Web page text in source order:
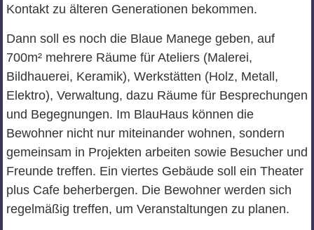
Kontakt zu älteren Generationen bekommen.
Dann soll es noch die Blaue Manege geben, auf
700m² mehrere Räume für Ateliers (Malerei,
Bildhauerei, Keramik), Werkstätten (Holz, Metall,
Elektro), Verwaltung, dazu Räume für Besprechungen
und Begegnungen. Im BlauHaus können die
Bewohner nicht nur miteinander wohnen, sondern
gemeinsam in Projekten arbeiten sowie Besucher und
Freunde treffen. Ein viertes Gebäude soll ein Theater
plus Cafe beherbergen. Die Bewohner werden sich
regelmäßig treffen, um Veranstaltungen zu planen.